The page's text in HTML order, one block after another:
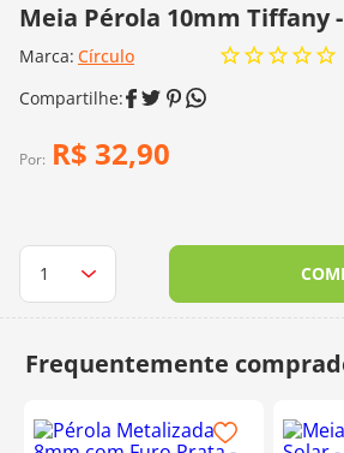
Meia Pérola 10mm Tiffany -
Marca: Círculo
Por: R$ 32,90
agulha crochê
kit amigurumi
º batik
euroroma
9º charme
kit amigurumi
lã cisne
batik
fio amigurumi
dmc